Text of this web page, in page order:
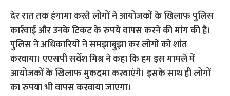
देर रात तक हंगामा करते लोगों ने आयोजकों के खिलाफ पुलिस
कार्रवाई और उनके टिकट के रुपये वापस करने की मांग की है।
पुलिस ने अधिकारियों ने समझाबुझा कर लोगों को शांत
करवाया। एएसपी सर्वेश मिश्र ने कहा कि हम इस मामले में
आयोजकों के खिलाफ मुकदमा करवाएंगे। इसके साथ ही लोगों
का रुपया भी वापस करवाया जाएगा।